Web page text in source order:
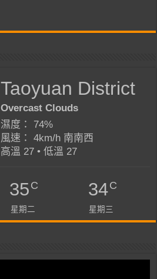
Taoyuan District
Overcast Clouds
濕度： 74%
風速： 4km/h 南南西
高溫 27 • 低溫 27
35C
星期二
34C
星期三